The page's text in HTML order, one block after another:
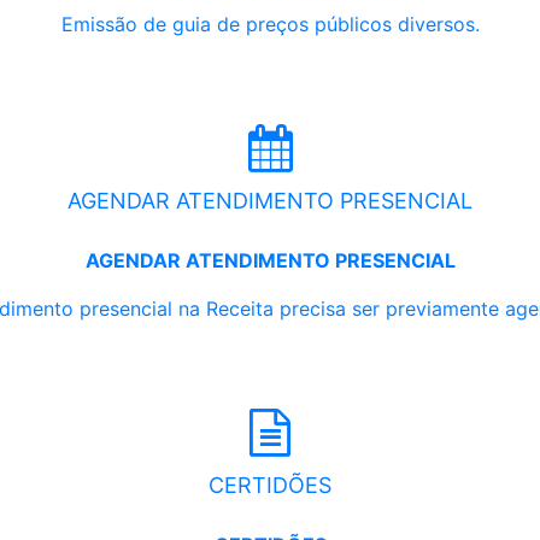
Emissão de guia de preços públicos diversos.
AGENDAR ATENDIMENTO PRESENCIAL
AGENDAR ATENDIMENTO PRESENCIAL
presencial na Receita precisa ser previamente
CERTIDÕES